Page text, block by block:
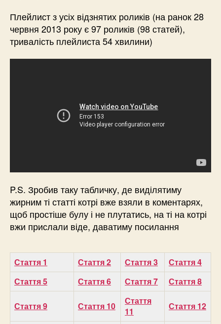
Плейлист з усіх відзнятих роликів (на ранок 28
червня 2013 року є 97 роликів (98 статей),
тривалість плейлиста 54 хвилини)
P.S. Зробив таку табличку, де виділятиму
жирним ті статті котрі вже взяли в коментарях,
щоб простіше булу і не плутатись, на ті на котрі
вжи прислали віде, даватиму посилання
Стаття 1 Стаття 2 Стаття 3
Стаття 4
Стаття 5
Стаття 6 Стаття 7 Стаття 8
Стаття 9 Стаття 10
Стаття
11
Стаття 12